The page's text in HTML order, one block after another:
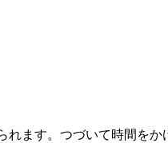
ます。つづいて時間をか